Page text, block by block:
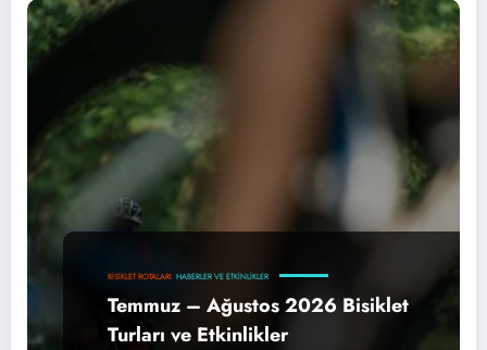
BISIKLET ROTALARI HABERLER VE ETKINLIKLER
Temmuz – Ağustos 2026 Bisiklet
Turları ve Etkinlikler